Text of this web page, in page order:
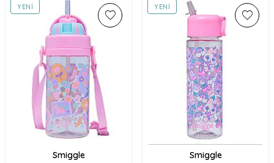
YENI
Smiggle
YENI
Smiggle